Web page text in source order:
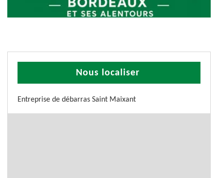
Nous localiser
Entreprise de débarras Saint Maixant